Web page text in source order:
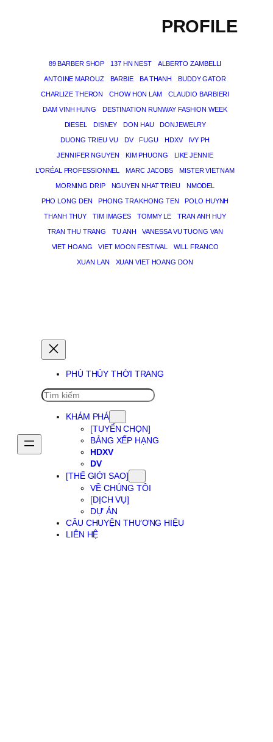
PROFILE
89 BARBER SHOP 137 HN NEST ALBERTO ZAMBELLI
ANTOINE MAROUZ BARBIE BA THANH BUDDY GATOR
CHARLIZE THERON CHOW HON LAM CLAUDIO BARBIERI
DAM VINH HUNG DESTINATION RUNWAY FASHION WEEK
DIESEL DISNEY DON HAU DONJEWELRY
DUONG TRIEU VU DV FUGU HDXV IVY PH
JENNIFER NGUYEN KIM PHUONG LIKE JENNIE
L’ORÉAL PROFESSIONNEL MARC JACOBS MISTER VIETNAM
MORNING DRIP NGUYEN NHAT TRIEU NMODEL
PHO LONG DEN PHONG TRA KHONG TEN POLO HUYNH
THANH THUY TIM IMAGES TOMMY LE TRAN ANH HUY
TRAN THU TRANG TU ANH VANESSA VU TUONG VAN
VIET HOANG VIET MOON FESTIVAL WILL FRANCO
XUAN LAN XUAN VIET HOANG DON
PHÙ THỦY THỜI TRANG
SEARCH
KHÁM PHÁ
[TUYỂN CHỌN]
BẢNG XẾP HẠNG
HDXV
DV
[THẾ GIỚI SAO]
VỀ CHÚNG TÔI
[DỊCH VỤ]
DỰ ÁN
CÂU CHUYỆN THƯƠNG HIỆU
LIÊN HỆ